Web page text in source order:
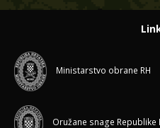
Ministarstvo obrane RH
Oružane snage Republike